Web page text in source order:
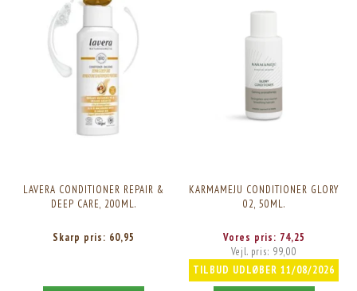
LAVERA CONDITIONER REPAIR &
DEEP CARE, 200ML.
Skarp pris: 60,95
KARMAMEJU CONDITIONER GLORY
02, 50ML.
Vores pris: 74,25
Vejl. pris: 99,00
TILBUD UDLØBER 11/08/2026